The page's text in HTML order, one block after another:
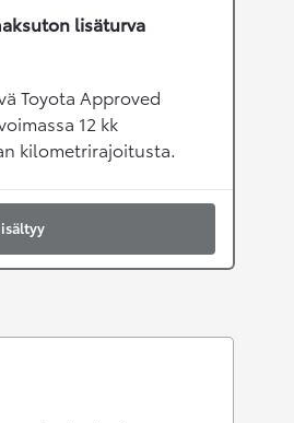
lisäturva
Toyota Approved
12 kk
kilometrirajoitusta.